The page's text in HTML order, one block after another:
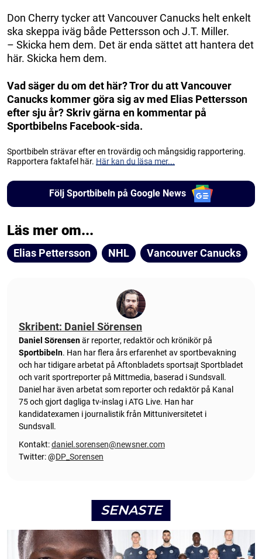
Don Cherry tycker att Vancouver Canucks helt enkelt
ska skeppa iväg både Pettersson och J.T. Miller.
– Skicka hem dem. Det är enda sättet att hantera det
här. Skicka hem dem.
Vad säger du om det här? Tror du att Vancouver
Canucks kommer göra sig av med Elias Pettersson
efter sju år? Skriv gärna en kommentar på
Sportbibelns Facebook-sida.
Sportbibeln strävar efter en trovärdig och mångsidig rapportering.
Rapportera faktafel här. Här kan du läsa mer...
Följ Sportbibeln på Google News
Läs mer om...
Elias Pettersson NHL Vancouver Canucks
Skribent: Daniel Sörensen
Daniel Sörensenär reporter, redaktör och krönikör på
Sportbibeln. Han har flera års erfarenhet av sportbevakning
och har tidigare arbetat på Aftonbladets sportsajt Sportbladet
och varit sportreporter på Mittmedia, baserad i Sundsvall.
Daniel har även arbetat som reporter och redaktör på Kanal
75 och gjort dagliga tv-inslag i ATG Live. Han har
kandidatexamen i journalistik från Mittuniversitetet i
Sundsvall.
Kontakt:daniel.sorensen@newsner.com
Twitter: @DP_Sorensen
SENASTE